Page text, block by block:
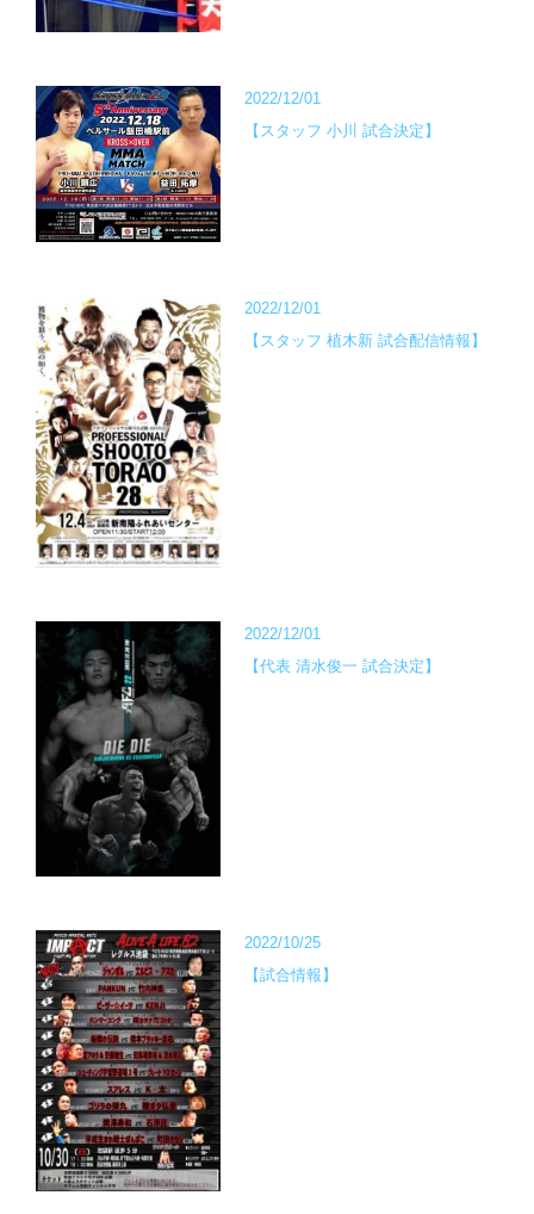
2022/12/01
【スタッフ 小川 試合決定】
2022/12/01
【スタッフ 植木新 試合配信情報】
2022/12/01
【代表 清水俊一 試合決定】
2022/10/25
【試合情報】